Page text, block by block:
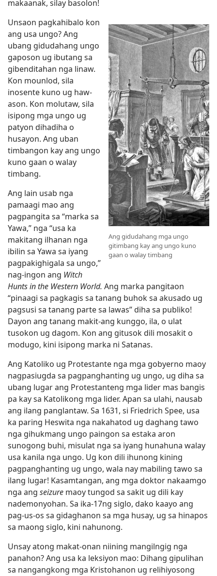
makaanak, silay basolon!
Ang gidudahang mga ungo
gitimbang kay ang ungo kuno
gaan o walay timbang
Unsaon pagkahibalo kon
ang usa ungo? Ang
ubang gidudahang ungo
gaposon ug ibutang sa
gibenditahan nga linaw.
Kon mounlod, sila
inosente kuno ug haw-
ason. Kon molutaw, sila
isipong mga ungo ug
patyon dihadiha o
husayon. Ang uban
timbangon kay ang ungo
kuno gaan o walay
timbang.
Ang lain usab nga
pamaagi mao ang
pagpangita sa “marka sa
Yawa,” nga “usa ka
makitang ilhanan nga
ibilin sa Yawa sa iyang
pagpakighigala sa ungo,”
nag-ingon ang Witch
Hunts in the Western World. Ang marka pangitaon
“pinaagi sa pagkagis sa tanang buhok sa akusado ug
pagsusi sa tanang parte sa lawas” diha sa publiko!
Dayon ang tanang makit-ang kunggo, ila, o ulat
tusokon ug dagom. Kon ang gitusok dili mosakit o
modugo, kini isipong marka ni Satanas.
Ang Katoliko ug Protestante nga mga gobyerno maoy
nagpasiugda sa pagpanghanting ug ungo, ug diha sa
ubang lugar ang Protestanteng mga lider mas bangis
pa kay sa Katolikong mga lider. Apan sa ulahi, nausab
ang ilang panglantaw. Sa 1631, si Friedrich Spee, usa
ka paring Heswita nga nakahatod ug daghang tawo
nga gihukmang ungo paingon sa estaka aron
sunogong buhi, misulat nga sa iyang hunahuna walay
usa kanila nga ungo. Ug kon dili ihunong kining
pagpanghanting ug ungo, wala nay mabiling tawo sa
ilang lugar! Kasamtangan, ang mga doktor nakaamgo
nga ang seizure maoy tungod sa sakit ug dili kay
nademonyohan. Sa ika-17ng siglo, dako kaayo ang
pag-us-os sa gidaghanon sa mga husay, ug sa hinapos
sa maong siglo, kini nahunong.
Unsay atong makat-onan niining mangilngig nga
panahon? Ang usa ka leksiyon mao: Dihang gipulihan
sa nangangkong mga Kristohanon ug relihiyosong